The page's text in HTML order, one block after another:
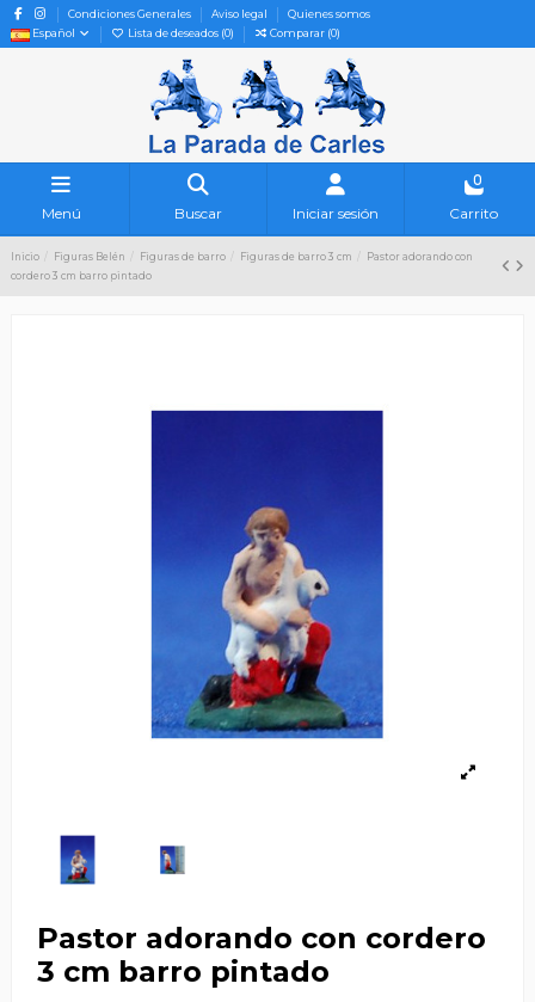
Condiciones Generales Aviso legal
Quienes somos
Español
Lista de deseados (0) Comparar (0)
Menú Buscar Iniciar sesión
0
Carrito
Inicio Figuras Belén Figuras de barro Figuras de barro 3 cm
Pastor adorando con
cordero 3 cm barro pintado
Pastor adorando con cordero
3 cm barro pintado